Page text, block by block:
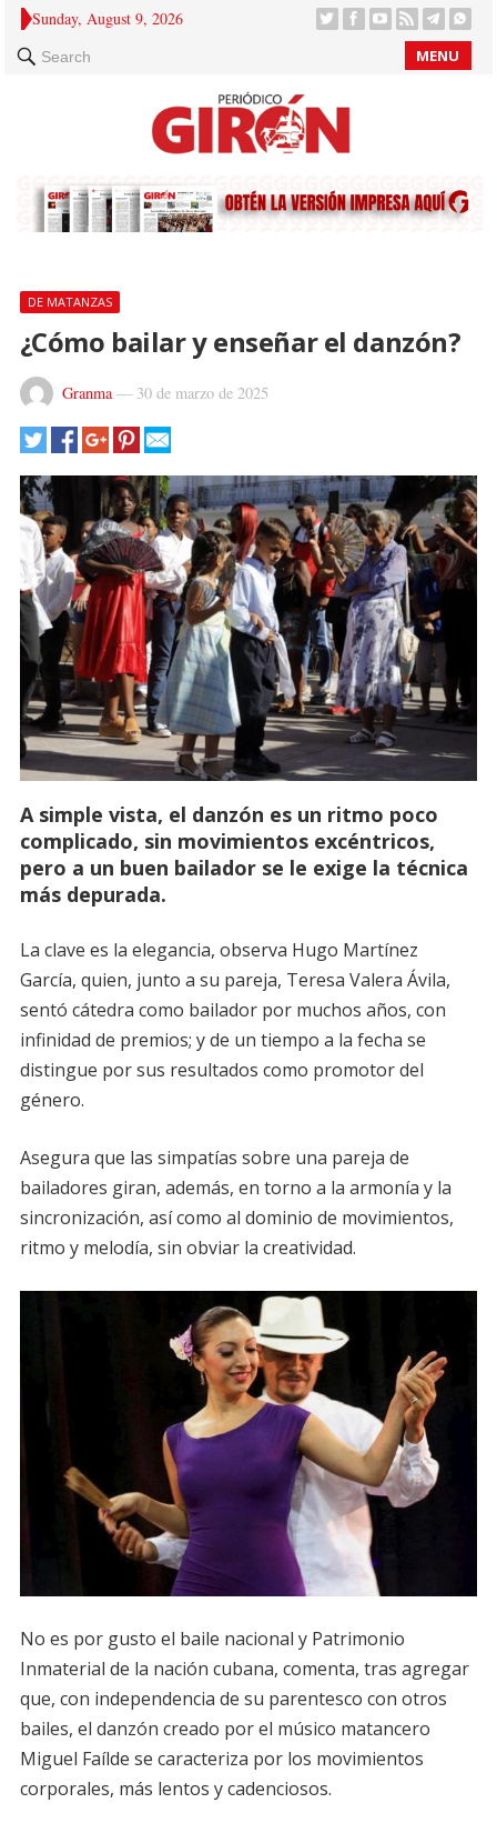
Sunday, August 9, 2026
Search MENU
DE MATANZAS
¿Cómo bailar y enseñar el danzón?
Granma— 30 de marzo de 2025
A simple vista, el danzón es un ritmo poco
complicado, sin movimientos excéntricos,
pero a un buen bailador se le exige la técnica
más depurada.
La clave es la elegancia, observa Hugo Martínez
García, quien, junto a su pareja, Teresa Valera Ávila,
sentó cátedra como bailador por muchos años, con
infinidad de premios; y de un tiempo a la fecha se
distingue por sus resultados como promotor del
género.
Asegura que las simpatías sobre una pareja de
bailadores giran, además, en torno a la armonía y la
sincronización, así como al dominio de movimientos,
ritmo y melodía, sin obviar la creatividad.
No es por gusto el baile nacional y Patrimonio
Inmaterial de la nación cubana, comenta, tras agregar
que, con independencia de su parentesco con otros
bailes, el danzón creado por el músico matancero
Miguel Faílde se caracteriza por los movimientos
corporales, más lentos y cadenciosos.